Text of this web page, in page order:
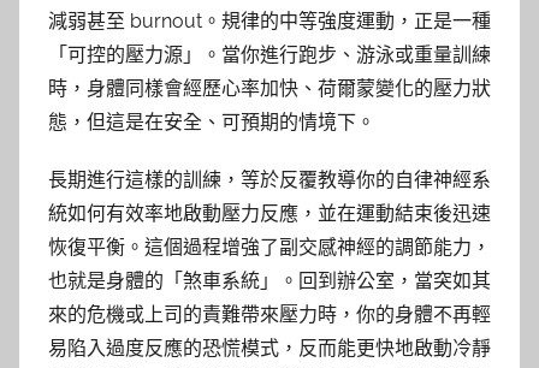
減弱甚至 burnout。規律的中等強度運動，正是一種
「可控的壓力源」。當你進行跑步、游泳或重量訓練
時，身體同樣會經歷心率加快、荷爾蒙變化的壓力狀
態，但這是在安全、可預期的情境下。
長期進行這樣的訓練，等於反覆教導你的自律神經系
統如何有效率地啟動壓力反應，並在運動結束後迅速
恢復平衡。這個過程增強了副交感神經的調節能力，
也就是身體的「煞車系統」。回到辦公室，當突如其
來的危機或上司的責難帶來壓力時，你的身體不再輕
易陷入過度反應的恐慌模式，反而能更快地啟動冷靜